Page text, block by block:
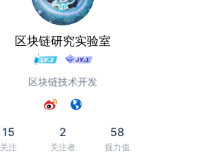
区块链研究实验室
区块链技术开发
15
关注
2
关注者
58
掘力值